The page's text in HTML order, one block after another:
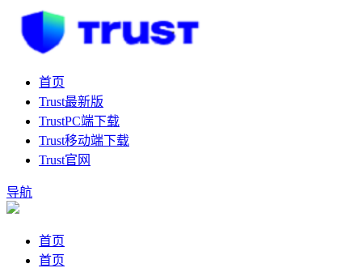
首页
Trust最新版
TrustPC端下载
Trust移动端下载
Trust官网
导航
首页
首页